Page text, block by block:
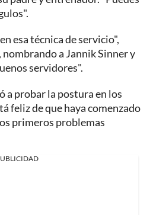
esa técnica de servicio",
a Jannik Sinner y
servidores".
a probar la postura en los
feliz de que haya comenzado
primeros problemas